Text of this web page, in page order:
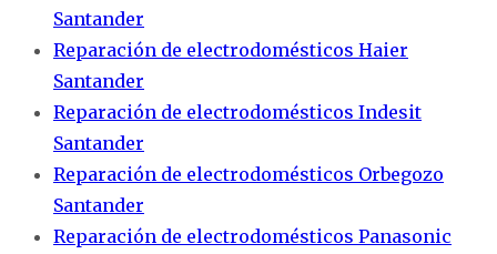
Santander
Reparación de electrodomésticos Haier
Santander
Reparación de electrodomésticos Indesit
Santander
Reparación de electrodomésticos Orbegozo
Santander
Reparación de electrodomésticos Panasonic